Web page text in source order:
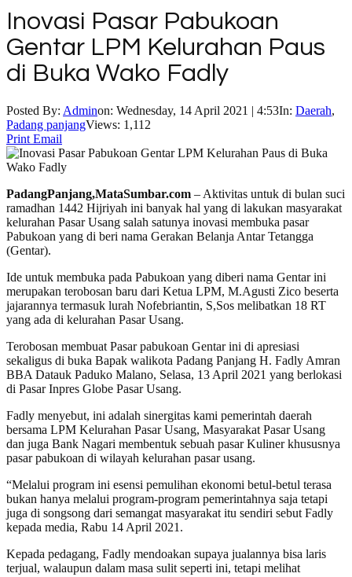
Inovasi Pasar Pabukoan
Gentar LPM Kelurahan Paus
di Buka Wako Fadly
Posted By: Adminon: Wednesday, 14 April 2021 | 4:53In: Daerah,
Padang panjangViews: 1,112
Print Email
PadangPanjang,MataSumbar.com – Aktivitas untuk di bulan suci
ramadhan 1442 Hijriyah ini banyak hal yang di lakukan masyarakat
kelurahan Pasar Usang salah satunya inovasi membuka pasar
Pabukoan yang di beri nama Gerakan Belanja Antar Tetangga
(Gentar).
Ide untuk membuka pada Pabukoan yang diberi nama Gentar ini
merupakan terobosan baru dari Ketua LPM, M.Agusti Zico beserta
jajarannya termasuk lurah Nofebriantin, S,Sos melibatkan 18 RT
yang ada di kelurahan Pasar Usang.
Terobosan membuat Pasar pabukoan Gentar ini di apresiasi
sekaligus di buka Bapak walikota Padang Panjang H. Fadly Amran
BBA Datauk Paduko Malano, Selasa, 13 April 2021 yang berlokasi
di Pasar Inpres Globe Pasar Usang.
Fadly menyebut, ini adalah sinergitas kami pemerintah daerah
bersama LPM Kelurahan Pasar Usang, Masyarakat Pasar Usang
dan juga Bank Nagari membentuk sebuah pasar Kuliner khususnya
pasar pabukoan di wilayah kelurahan pasar usang.
“Melalui program ini esensi pemulihan ekonomi betul-betul terasa
bukan hanya melalui program-program pemerintahnya saja tetapi
juga di songsong dari semangat masyarakat itu sendiri sebut Fadly
kepada media, Rabu 14 April 2021.
Kepada pedagang, Fadly mendoakan supaya jualannya bisa laris
terjual, walaupun dalam masa sulit seperti ini, tetapi melihat